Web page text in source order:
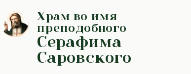
содержимому
Храм во имя
преподобного
Серафима
Саровского